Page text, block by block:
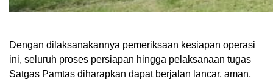
Dengan dilaksanakannya pemeriksaan kesiapan operasi
ini, seluruh proses persiapan hingga pelaksanaan tugas
Satgas Pamtas diharapkan dapat berjalan lancar, aman,